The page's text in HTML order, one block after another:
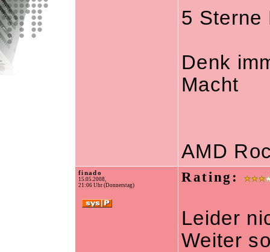
5 Sterne
Denk
Macht
AMD
finado
15.05.2008,
21:06 Uhr (Donnerstag)
Rating:
Leider
Weiter